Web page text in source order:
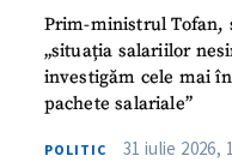
Prim-ministrul Tofan,
„situația salariilor
investigăm cele mai
pachete salariale”
POLITIC 31 iulie 2026,